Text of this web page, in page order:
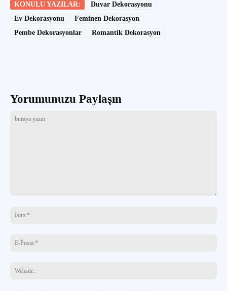
KONULU YAZILAR:
Duvar Dekorasyonu
Ev Dekorasyonu
Feminen Dekorasyon
Pembe Dekorasyonlar
Romantik Dekorasyon
Yorumunuzu Paylaşın
yazın